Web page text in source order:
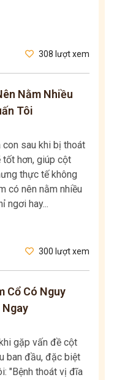
308 lượt xem
Nằm Nhiều
Tôi
sau khi bị thoát
hơn, giúp cột
thực tế không
có nên nằm nhiều
ngơi hay...
300 lượt xem
Cổ Có Nguy
gặp vấn đề cột
ban đầu, đặc biệt
"Bệnh thoát vị đĩa